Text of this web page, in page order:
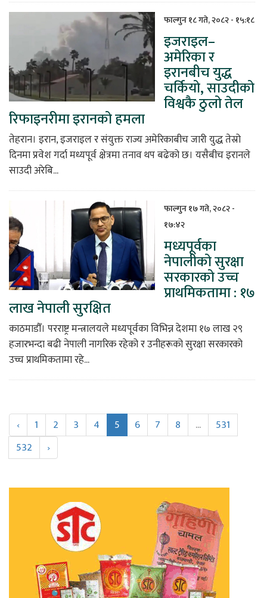
फाल्गुन १८ गते, २०८२ - १५:१८
इजराइल–
अमेरिका र
इरानबीच युद्ध
चर्कियो, साउदीको
विश्वकै ठुलो तेल
रिफाइनरीमा इरानको हमला
तेहरान। इरान, इजराइल र संयुक्त राज्य अमेरिकाबीच जारी युद्ध तेस्रो
दिनमा प्रवेश गर्दा मध्यपूर्व क्षेत्रमा तनाव थप बढेको छ। यसैबीच इरानले
साउदी अरेबि...
फाल्गुन १७ गते, २०८२ -
१७:४२
मध्यपूर्वका
नेपालीको सुरक्षा
सरकारको उच्च
प्राथमिकतामा : १७
लाख नेपाली सुरक्षित
काठमाडौँ। परराष्ट्र मन्त्रालयले मध्यपूर्वका विभिन्न देशमा १७ लाख २९
हजारभन्दा बढी नेपाली नागरिक रहेको र उनीहरूको सुरक्षा सरकारको
उच्च प्राथमिकतामा रहे...
‹ 1 2 3 4 5 6 7 8 ...
531
532
›